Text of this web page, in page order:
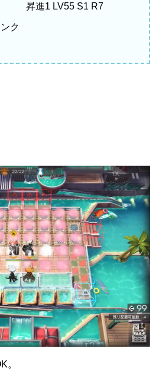
昇進1 LV55 S1 R7
ク
。